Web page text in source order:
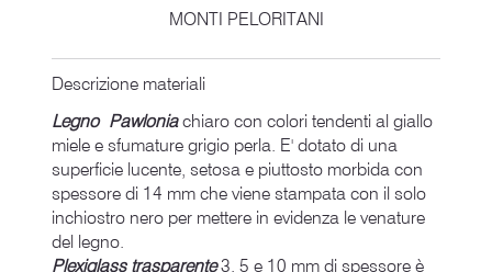
MONTI PELORITANI
Descrizione materiali
Legno Pawloniachiaro con colori tendenti al giallo
miele e sfumature grigio perla. E' dotato di una
superficie lucente, setosa e piuttosto morbida con
spessore di 14 mm che viene stampata con il solo
inchiostro nero per mettere in evidenza le venature
del legno.
Plexiglass trasparente3, 5 e 10 mm di spessore è